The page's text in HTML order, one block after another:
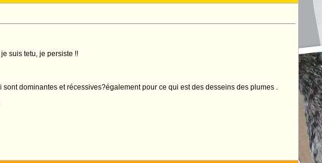
suis tetu, je persiste !!
dominantes et récessives?également pour ce qui est des desseins des plumes .